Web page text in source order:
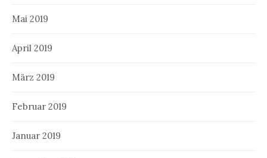
Mai 2019
April 2019
März 2019
Februar 2019
Januar 2019